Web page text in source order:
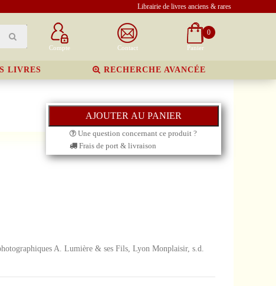
Librairie de livres anciens & rares
Compte Contact
0
Panier
LIVRES RECHERCHE AVANCÉE
Une question concernant ce produit ?
Frais de port & livraison
A. Lumière & ses Fils, Lyon Monplaisir, s.d.